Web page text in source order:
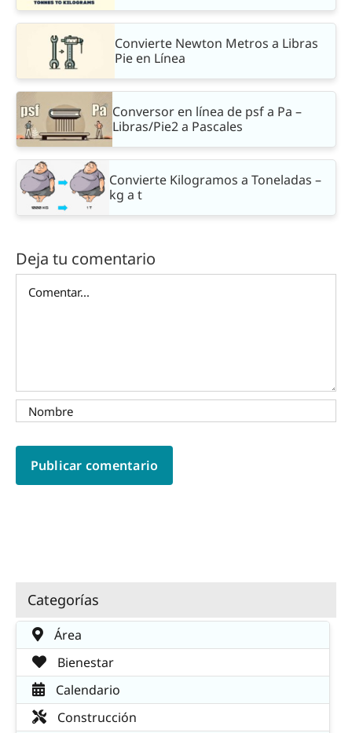
Convierte Newton Metros a Libras
Pie en Línea
Conversor en línea de psf a Pa –
Libras/Pie2 a Pascales
Convierte Kilogramos a Toneladas –
kg a t
Deja tu comentario
Categorías
Área
Bienestar
Calendario
Construcción